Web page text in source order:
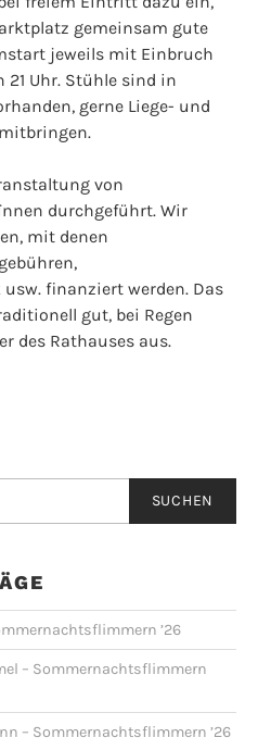
gemeinsam gute
jeweils mit Einbruch
21 Uhr. Stühle sind in
gerne Liege- und
von
durchgeführt. Wir
mit denen
finanziert werden. Das
gut, bei Regen
des Rathauses aus.
’26
– Sommernachtsflimmern
– Sommernachtsflimmern ’26